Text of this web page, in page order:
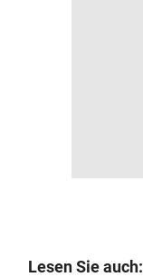
Lesen Sie auch: